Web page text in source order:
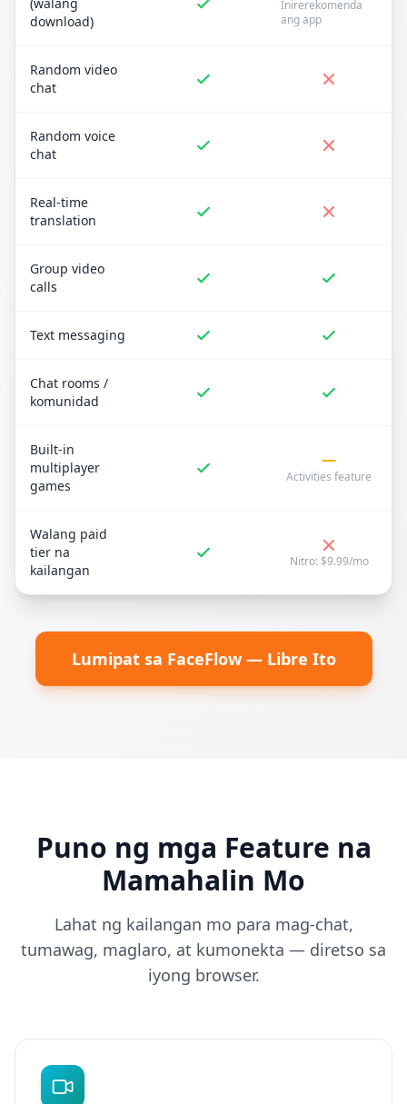
download)
Inirerekomenda
ang app
Random video
chat
Random voice
chat
Real-time
translation
Group video
calls
Text messaging
Chat rooms /
komunidad
Built-in
multiplayer
games
Activities feature
Walang paid
tier na
kailangan
Nitro: $9.99/mo
Lumipat sa FaceFlow — Libre Ito
Puno ng mga Feature na
Mamahalin Mo
Lahat ng kailangan mo para mag-chat,
tumawag, maglaro, at kumonekta — diretso sa
iyong browser.